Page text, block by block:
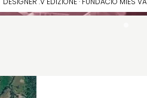
DI 9.000 EURO